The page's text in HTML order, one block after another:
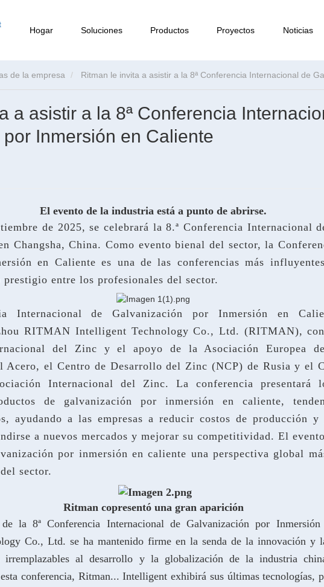
Hogar Soluciones Productos Proyectos Noticias
de la empresa Ritman le invita a asistir a la 8ª Conferencia Internacional de
a asistir a la 8ª Conferencia
Inmersión en Caliente
El evento de la industria está a punto de abrirse.
de 2025, se celebrará la 8.ª Conferencia Internacional
Changsha, China. Como evento bienal del sector, la
en Caliente es una de las conferencias más
entre los profesionales del sector.
Internacional de Galvanización por Inmersión en
RITMAN Intelligent Technology Co., Ltd. (RITMAN),
del Zinc y el apoyo de la Asociación Europea
Acero, el Centro de Desarrollo del Zinc (NCP) de Rusia y el
Internacional del Zinc. La conferencia presentará
de galvanización por inmersión en caliente,
ayudando a las empresas a reducir costos de producción y
a nuevos mercados y mejorar su competitividad. El
por inmersión en caliente una perspectiva global
sector.
Ritman copresentó una gran aparición
la 8ª Conferencia Internacional de Galvanización por
Co., Ltd. se ha mantenido firme en la senda de la innovación y
irremplazables al desarrollo y la globalización de la industria
conferencia, Ritman... Intelligent exhibirá sus últimas tecnologías,